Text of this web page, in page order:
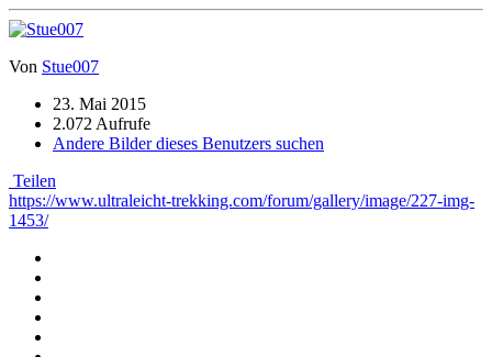
Von Stue007
23. Mai 2015
2.072 Aufrufe
Andere Bilder dieses Benutzers suchen
Teilen
https://www.ultraleicht-trekking.com/forum/gallery/image/227-img-
1453/